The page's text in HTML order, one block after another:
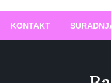
KONTAKT